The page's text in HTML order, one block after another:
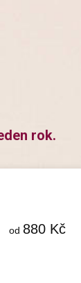
rok.
od 880 Kč